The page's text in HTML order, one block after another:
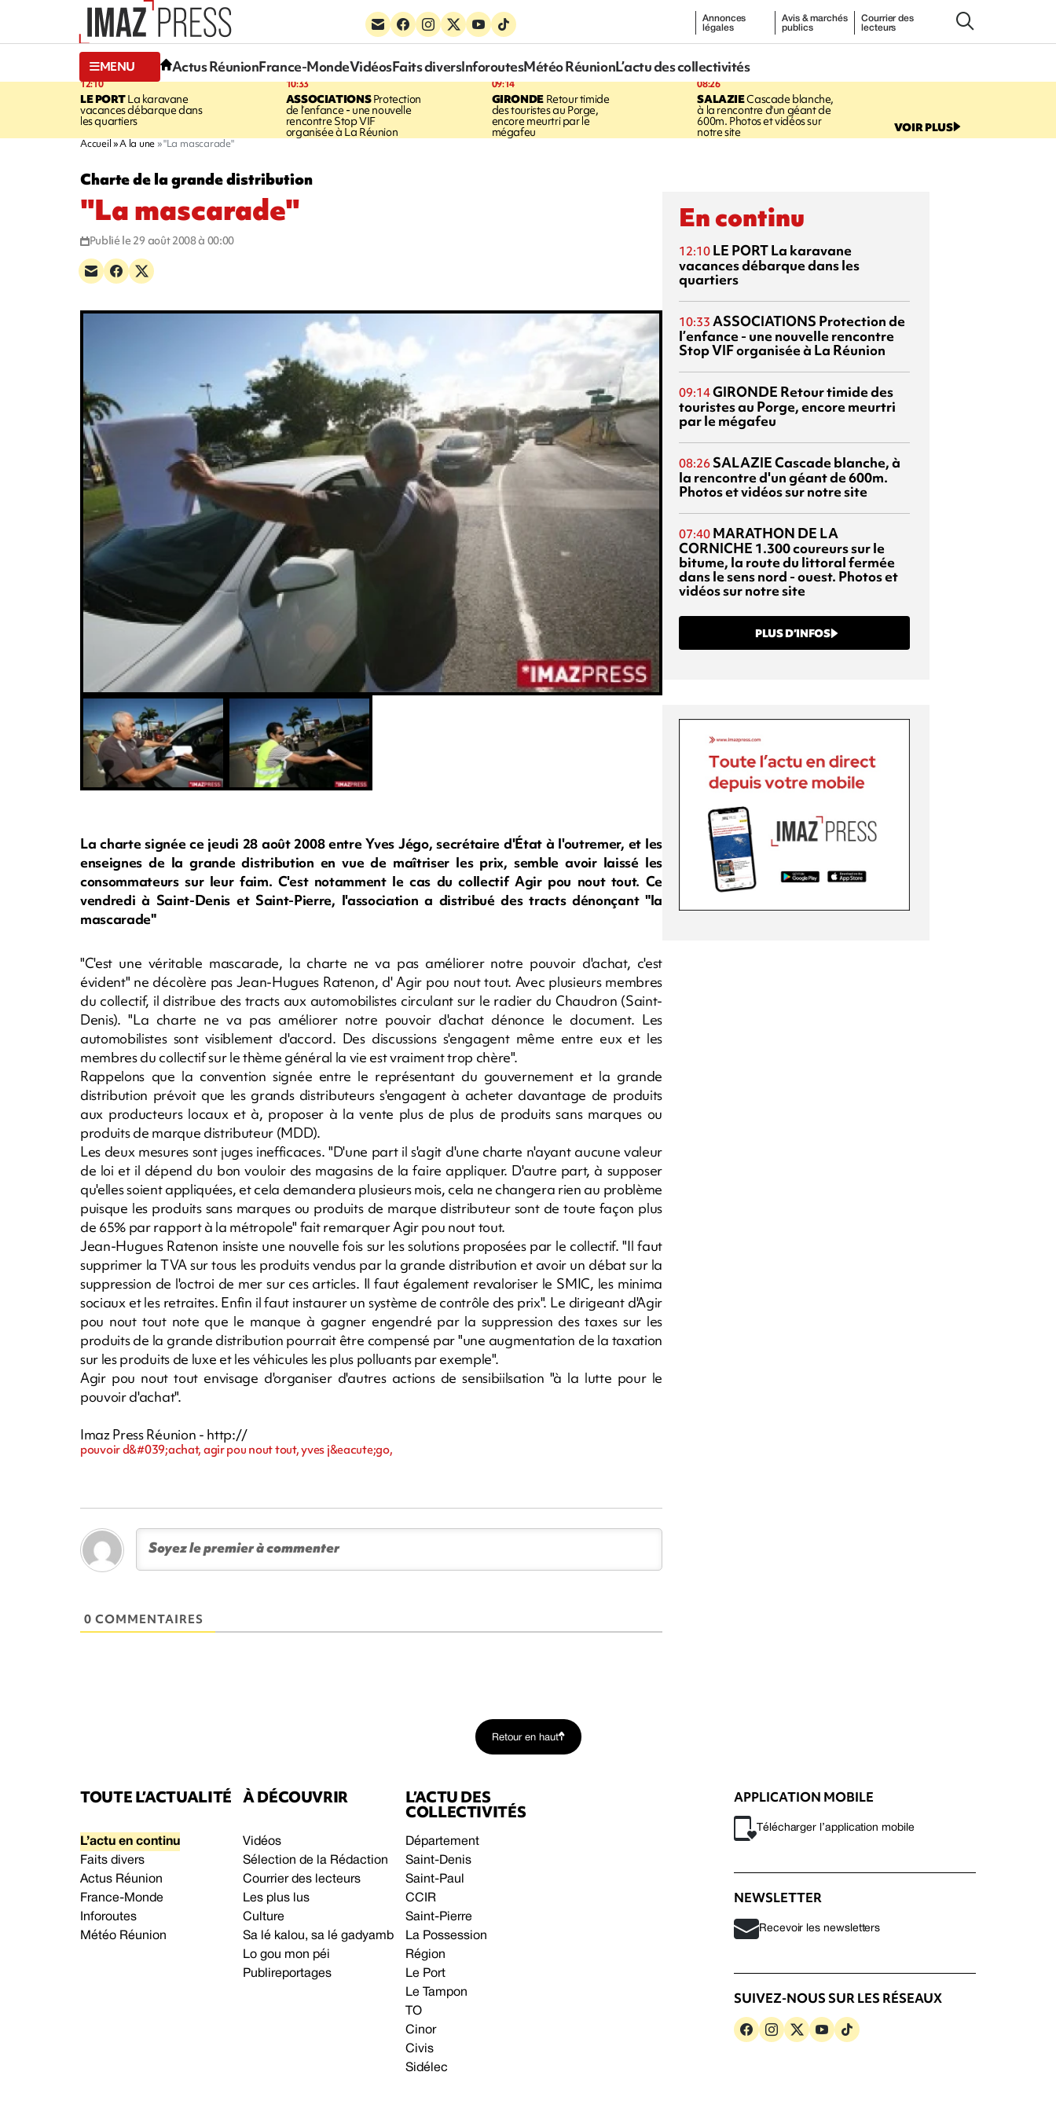
Annonces
légales
Avis & marchés
publics
Courrier des
lecteurs
MENU Actus RéunionFrance-MondeVidéosFaits diversInforoutesMétéo RéunionL’actu des collectivités
12:10
LE PORTLa karavane
vacances débarque dans
les quartiers
10:33
ASSOCIATIONSProtection
de l’enfance - une nouvelle
rencontre Stop VIF
organisée à La Réunion
09:14
GIRONDERetour timide
des touristes au Porge,
encore meurtri par le
mégafeu
08:26
SALAZIECascade blanche,
à la rencontre d'un géant de
600m. Photos et vidéos sur
notre site VOIR PLUS
Accueil A la une "La mascarade"
Charte de la grande distribution
"La mascarade"
Publié le 29 août 2008 à 00:00
La charte signée ce jeudi 28 août 2008 entre Yves Jégo, secrétaire d'État à l'outremer, et les
enseignes de la grande distribution en vue de maîtriser les prix, semble avoir laissé les
consommateurs sur leur faim. C'est notamment le cas du collectif Agir pou nout tout. Ce
vendredi à Saint-Denis et Saint-Pierre, l'association a distribué des tracts dénonçant "la
mascarade"
"C'est une véritable mascarade, la charte ne va pas améliorer notre pouvoir d'achat, c'est
évident" ne décolère pas Jean-Hugues Ratenon, d' Agir pou nout tout. Avec plusieurs membres
du collectif, il distribue des tracts aux automobilistes circulant sur le radier du Chaudron (Saint-
Denis). "La charte ne va pas améliorer notre pouvoir d'achat dénonce le document. Les
automobilistes sont visiblement d'accord. Des discussions s'engagent même entre eux et les
membres du collectif sur le thème général la vie est vraiment trop chère".
Rappelons que la convention signée entre le représentant du gouvernement et la grande
distribution prévoit que les grands distributeurs s'engagent à acheter davantage de produits
aux producteurs locaux et à, proposer à la vente plus de plus de produits sans marques ou
produits de marque distributeur (MDD).
Les deux mesures sont juges inefficaces. "D'une part il s'agit d'une charte n'ayant aucune valeur
de loi et il dépend du bon vouloir des magasins de la faire appliquer. D'autre part, à supposer
qu'elles soient appliquées, et cela demandera plusieurs mois, cela ne changera rien au problème
puisque les produits sans marques ou produits de marque distributeur sont de toute façon plus
de 65% par rapport à la métropole" fait remarquer Agir pou nout tout.
Jean-Hugues Ratenon insiste une nouvelle fois sur les solutions proposées par le collectif. "Il faut
supprimer la TVA sur tous les produits vendus par la grande distribution et avoir un débat sur la
suppression de l'octroi de mer sur ces articles. Il faut également revaloriser le SMIC, les minima
sociaux et les retraites. Enfin il faut instaurer un système de contrôle des prix". Le dirigeant d'Agir
pou nout tout note que le manque à gagner engendré par la suppression des taxes sur les
produits de la grande distribution pourrait être compensé par "une augmentation de la taxation
sur les produits de luxe et les véhicules les plus polluants par exemple".
Agir pou nout tout envisage d'organiser d'autres actions de sensibiilsation "à la lutte pour le
pouvoir d'achat".
Imaz Press Réunion - http://
pouvoir d&#039;achat, agir pou nout tout, yves j&eacute;go,
0 COMMENTAIRES
En continu
12:10 LE PORTLa karavane
vacances débarque dans les
quartiers
10:33 ASSOCIATIONS Protection de
l’enfance - une nouvelle rencontre
Stop VIF organisée à La Réunion
09:14GIRONDE Retour timide des
touristes au Porge, encore meurtri
par le mégafeu
08:26 SALAZIECascade blanche, à
la rencontre d'un géant de 600m.
Photos et vidéos sur notre site
07:40 MARATHON DE LA
CORNICHE 1.300 coureurs sur le
bitume, la route du littoral fermée
dans le sens nord - ouest. Photos et
vidéos sur notre site
PLUS D’INFOS
Retour en haut
TOUTE L’ACTUALITÉ
L’actu en continu
Faits divers
Actus Réunion
France-Monde
Inforoutes
Météo Réunion
À DÉCOUVRIR
Vidéos
Sélection de la Rédaction
Courrier des lecteurs
Les plus lus
Culture
Sa lé kalou, sa lé gadyamb
Lo gou mon péi
Publireportages
L’ACTU DES
COLLECTIVITÉS
Département
Saint-Denis
Saint-Paul
CCIR
Saint-Pierre
La Possession
Région
Le Port
Le Tampon
TO
Cinor
Civis
Sidélec
APPLICATION MOBILE
Télécharger l’application mobile
NEWSLETTER
Recevoir les newsletters
SUIVEZ-NOUS SUR LES RÉSEAUX